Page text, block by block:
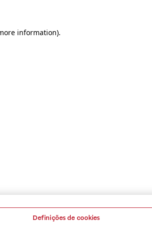
information).
Definições de cookies